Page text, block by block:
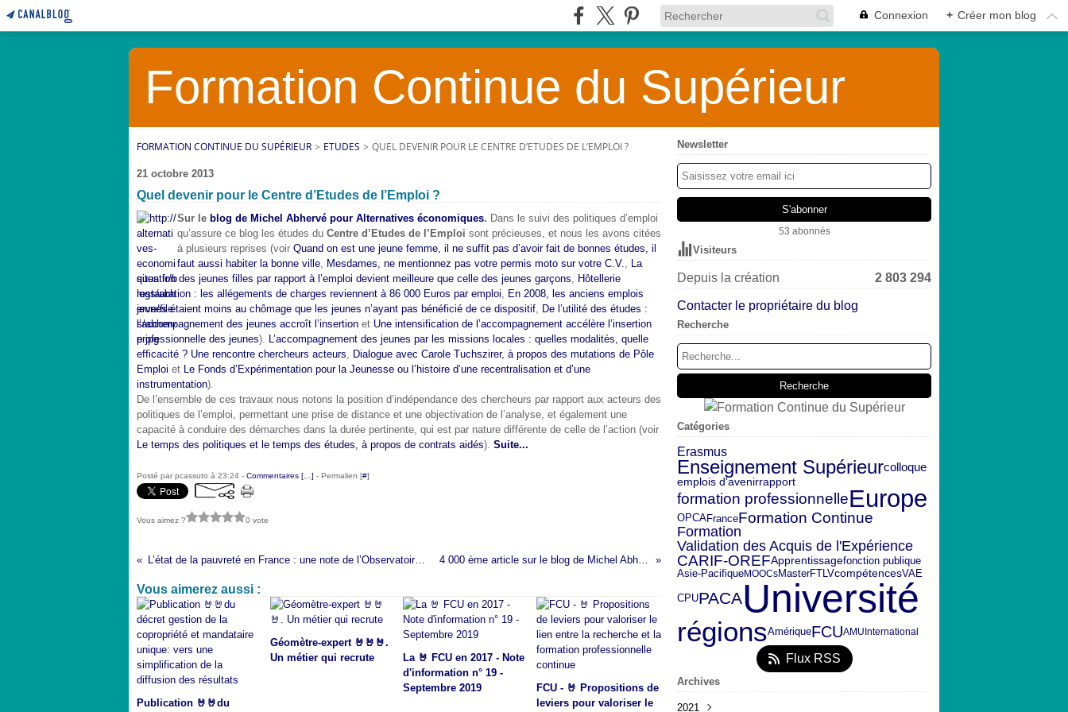
Connexion + Créer mon blog
Formation Continue du Supérieur
FORMATION CONTINUE DU SUPÉRIEUR > ETUDES > QUEL DEVENIR POUR LE CENTRE D’ETUDES DE L’EMPLOI ?
21 octobre 2013
Quel devenir pour le Centre d’Etudes de l’Emploi ?
Sur le blog de Michel Abhervé pour Alternatives économiques. Dans le suivi des politiques d’emploi
qu’assure ce blog les études du Centre d’Etudes de l’Emploi sont précieuses, et nous les avons citées
à plusieurs reprises (voir Quand on est une jeune femme, il ne suffit pas d’avoir fait de bonnes études, il
faut aussi habiter la bonne ville, Mesdames, ne mentionnez pas votre permis moto sur votre C.V., La
situation des jeunes filles par rapport à l’emploi devient meilleure que celle des jeunes garçons, Hôtellerie
restauration : les allégements de charges reviennent à 86 000 Euros par emploi, En 2008, les anciens emplois
jeunes étaient moins au chômage que les jeunes n’ayant pas bénéficié de ce dispositif, De l’utilité des études :
l’accompagnement des jeunes accroît l’insertion et Une intensification de l’accompagnement accélère l’insertion
professionnelle des jeunes). L’accompagnement des jeunes par les missions locales : quelles modalités, quelle
efficacité ? Une rencontre chercheurs acteurs, Dialogue avec Carole Tuchszirer, à propos des mutations de Pôle
Emploi et Le Fonds d’Expérimentation pour la Jeunesse ou l’histoire d’une recentralisation et d’une
instrumentation).
De l’ensemble de ces travaux nous notons la position d’indépendance des chercheurs par rapport aux acteurs des
politiques de l’emploi, permettant une prise de distance et une objectivation de l’analyse, et également une
capacité à conduire des démarches dans la durée pertinente, qui est par nature différente de celle de l’action (voir
Le temps des politiques et le temps des études, à propos de contrats aidés). Suite...
Posté par pcassuto à 23:24 - Commentaires [ ] - Permalien [#]
Vous aimez ? 0 vote
L’état de la pauvreté en France : une note de l’Observatoire des Inégalités 4 000 ème article sur le blog de Michel Abhervé - Bravo
Vous aimerez aussi :
Publication 🤘🤘du
Géomètre-expert 🤘🤘🤘.
Un métier qui recrute
La 🤘 FCU en 2017 - Note
d'information n° 19 -
Septembre 2019
FCU - 🤘 Propositions de
leviers pour valoriser le
Newsletter
53 abonnés
Visiteurs
Depuis la création 2 803 294
Contacter le propriétaire du blog
Recherche
Catégories
Erasmus
Enseignement Supérieurcolloque
emplois d'avenirrapport
formation professionnelleEurope
OPCAFranceFormation Continue
Formation
Validation des Acquis de l'Expérience
CARIF-OREFApprentissagefonction publique
Asie-PacifiqueMOOCsMasterFTLVcompétencesVAE
CPUPACAUniversité
régionsAmériqueFCUAMU International
Flux RSS
Archives
2021